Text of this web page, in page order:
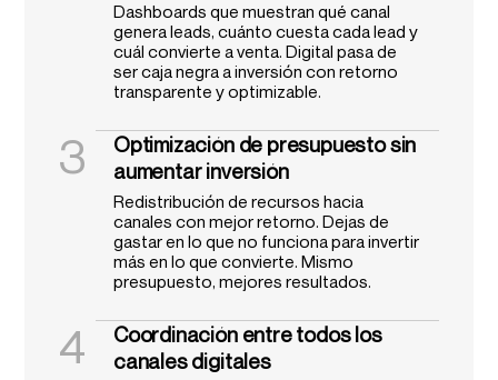
Dashboards que muestran qué canal
genera leads, cuánto cuesta cada lead y
cuál convierte a venta. Digital pasa de
ser caja negra a inversión con retorno
transparente y optimizable.
3
Optimización de presupuesto sin
aumentar inversión
Redistribución de recursos hacia
canales con mejor retorno. Dejas de
gastar en lo que no funciona para invertir
más en lo que convierte. Mismo
presupuesto, mejores resultados.
4
Coordinación entre todos los
canales digitales